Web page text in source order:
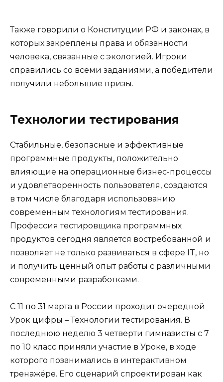
Также говорили о Конституции РФ и законах, в
которых закреплены права и обязанности
человека, связанные с экологией. Игроки
справились со всеми заданиями, а победители
получили небольшие призы.
Технологии тестирования
Стабильные, безопасные и эффективные
программные продукты, положительно
влияющие на операционные бизнес-процессы
и удовлетворенность пользователя, создаются
в том числе благодаря использованию
современным технологиям тестирования.
Профессия тестировщика программных
продуктов сегодня является востребованной и
позволяет не только развиваться в сфере IT, но
и получить ценный опыт работы с различными
современными разработками.
С 11 по 31 марта в России проходит очередной
Урок цифры – Технологии тестирования. В
последнюю неделю 3 четверти гимназисты с 7
по 10 класс приняли участие в Уроке, в ходе
которого позанимались в интерактивном
тренажёре. Его сценарий спроектирован как